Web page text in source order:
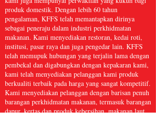
produk domestik. Dengan lebih 60 tahun
pengalaman, KFFS telah memantapkan dirinya
sebagai peneraju dalam industri perkhidmatan
makanan. Kami menyediakan restoran, kedai roti,
institusi, pasar raya dan juga pengedar lain. KFFS
telah memupuk hubungan yang terjalin lama dengan
pembekal dan digabungkan dengan kepakaran kami,
kami telah menyediakan pelanggan kami produk
berkualiti terbaik pada harga yang sangat kompetitif.
Kami menyediakan pelanggan dengan barisan penuh
barangan perkhidmatan makanan, termasuk barangan
dapur, kertas dan produk kebersihan, makanan laut